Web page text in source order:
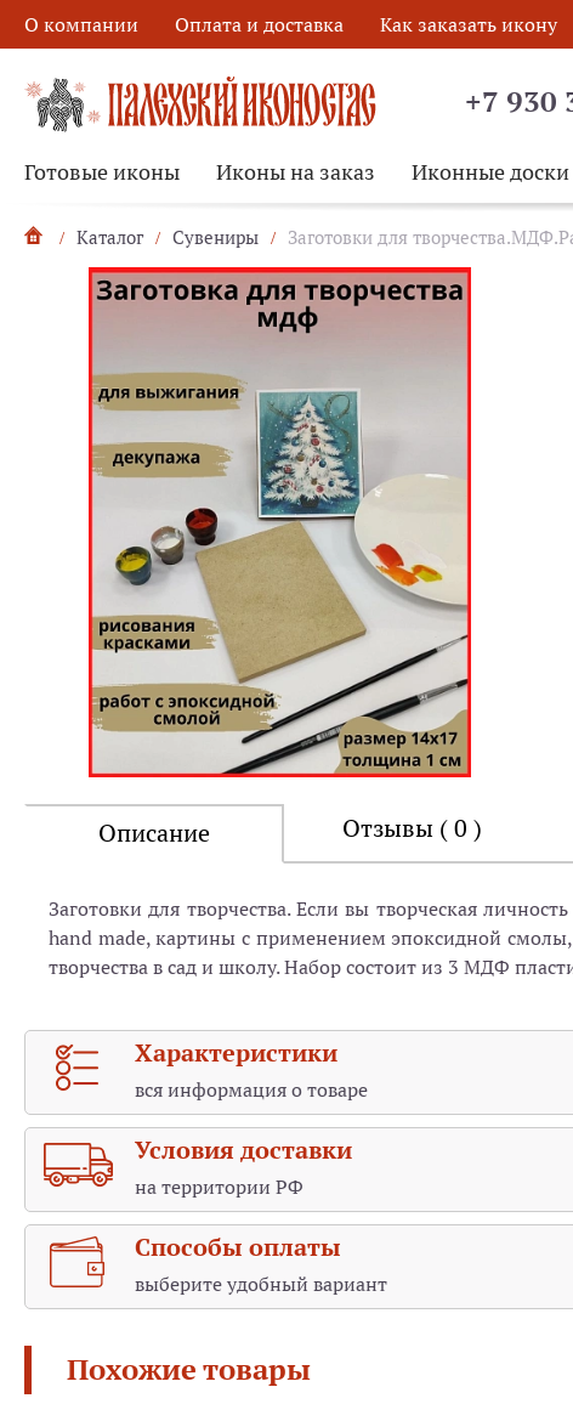
О компании Оплата и доставка Как заказать икону
+7 930
Готовые иконы Иконы на заказ Иконные доски
Каталог Сувениры Заготовки для
Описание Отзывы ( 0 )
Заготовки для творчества. Если вы творческая
hand made, картины с применением эпоксидной
творчества в сад и школу. Набор состоит из 3 МДФ
Характеристики
вся информация о товаре
Условия доставки
на территории РФ
Способы оплаты
выберите удобный вариант
Похожие товары